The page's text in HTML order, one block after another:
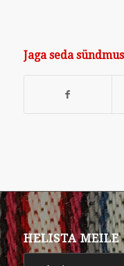
Jaga seda
HELISTA MEILE